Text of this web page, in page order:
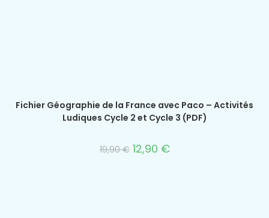
Fichier Géographie de la France avec Paco – Activités
Ludiques Cycle 2 et Cycle 3 (PDF)
19,90€ 12,90 €